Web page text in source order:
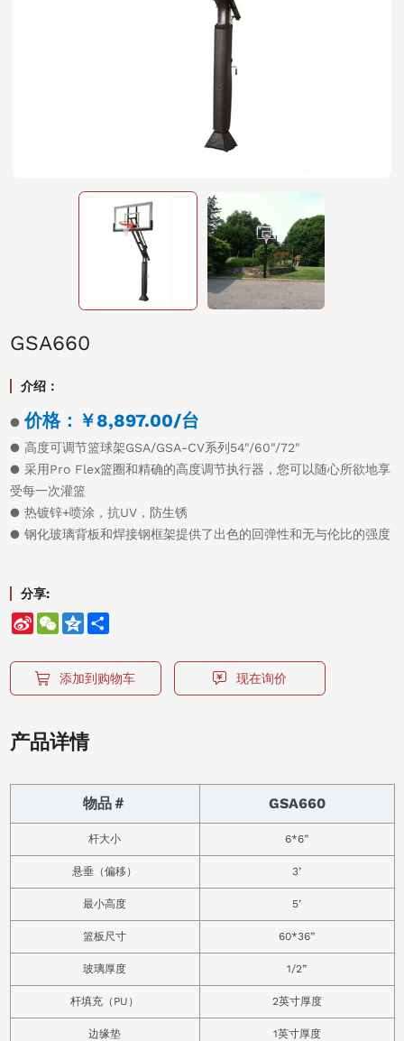
GSA660
介绍：
●价格：￥8,897.00/台
● 高度可调节篮球架GSA/GSA-CV系列54"/60"/72"
● 采用Pro Flex篮圈和精确的高度调节执行器，您可以随心所欲地享
受每一次灌篮
● 热镀锌+喷涂，抗UV，防生锈
● 钢化玻璃背板和焊接钢框架提供了出色的回弹性和无与伦比的强度
分享:
Sina
Weibo
WeChatQzone
添加到购物车 现在询价
产品详情
物品＃ GSA660
杆大小 6*6”
悬垂（偏移） 3’
最小高度 5’
篮板尺寸 60*36”
玻璃厚度 1/2”
杆填充（PU） 2英寸厚度
边缘垫 1英寸厚度